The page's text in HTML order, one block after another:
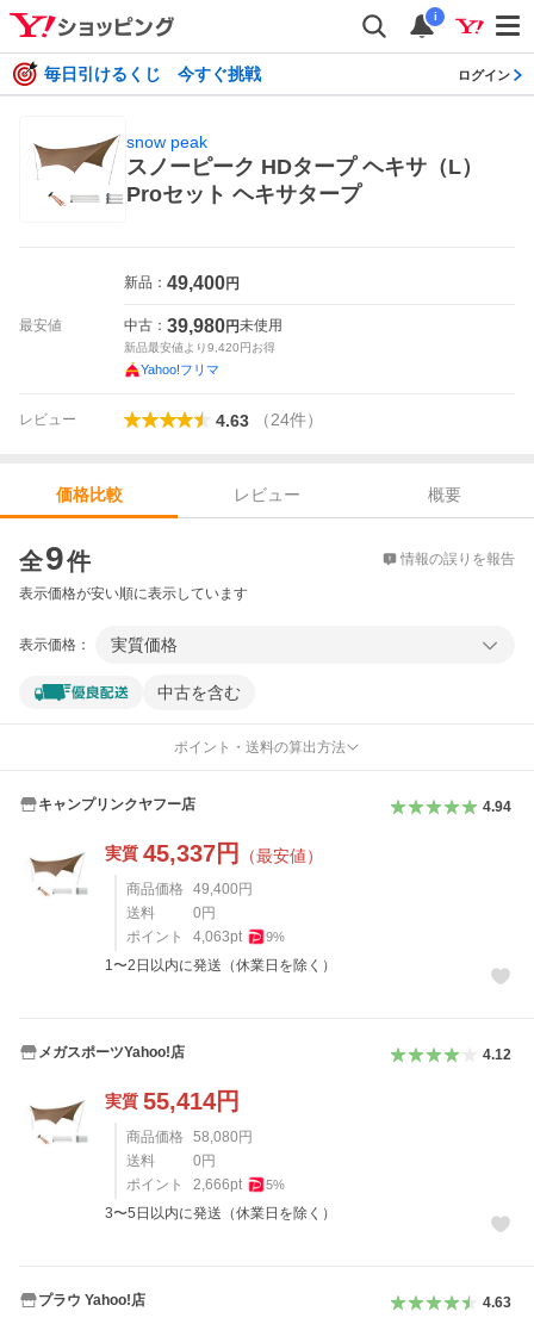
i
毎日引けるくじ 今すぐ挑戦 ログイン
snow peak
スノーピーク HDタープ ヘキサ（L）
Proセット ヘキサタープ
最安値
新品： 49,400円
中古： 39,980円未使用
新品最安値より9,420円お得
Yahoo!フリマ
レビュー 4.63 （24件）
価格比較 レビュー
概要
全9件 情報の誤りを報告
表示価格が安い順に表示しています
表示価格： 実質価格
中古を含む
ポイント・送料の算出方法
キャンプリンクヤフー店 4.94
実質 45,337円 （最安値）
商品価格 49,400 円
送料
0 円
ポイント
4,063pt 9%
1〜2日以内に発送（休業日を除く）
メガスポーツYahoo!店 4.12
実質 55,414円
商品価格 58,080 円
送料
0 円
ポイント
2,666pt 5%
3〜5日以内に発送（休業日を除く）
プラウ Yahoo!店 4.63